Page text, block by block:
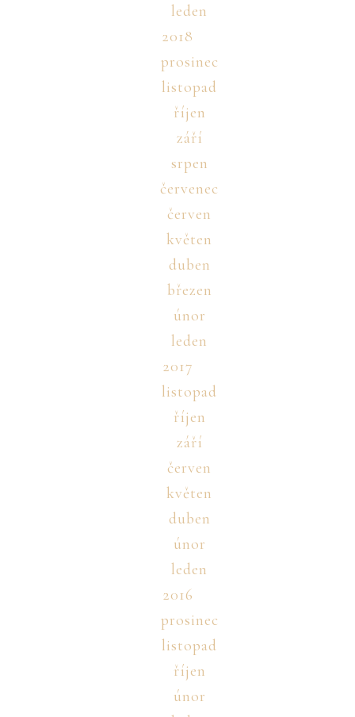
leden
2018
prosinec
listopad
říjen
září
srpen
červenec
červen
květen
duben
březen
únor
leden
2017
listopad
říjen
září
červen
květen
duben
únor
leden
2016
prosinec
listopad
říjen
únor